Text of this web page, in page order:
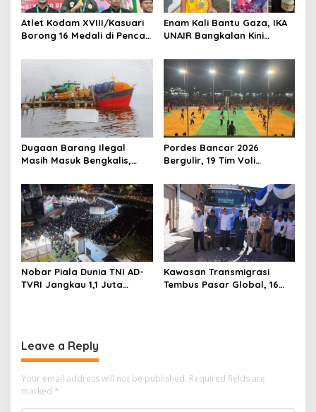
Atlet Kodam XVIII/Kasuari
Borong 16 Medali di Pencak
Barat Daya
Enam Kali Bantu Gaza, IKA
UNAIR Bangkalan Kini
10.000 Pengungsi
Dugaan Barang Ilegal
Masih Masuk Bengkalis,
Pengawasan Menguat
Pordes Bancar 2026
Bergulir, 19 Tim Voli
Nobar Piala Dunia TNI AD-
TVRI Jangkau 1,1 Juta
Kawasan Transmigrasi
Tembus Pasar Global, 16
Leave a Reply
Your email address will not be published. Required fields are
marked *